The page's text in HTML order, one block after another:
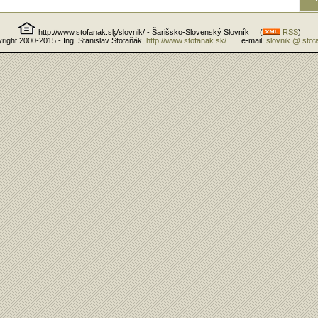
http://www.stofanak.sk/slovnik/ - Šarišsko-Slovenský Slovník ( RSS)
2000-2015 - Ing. Stanislav Štofaňák,
http://www.stofanak.sk/e-mail: slovnik @